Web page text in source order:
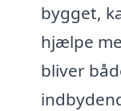
bygget,
hjælpe
bliver